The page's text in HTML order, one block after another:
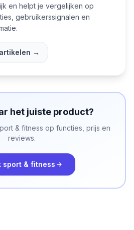
en helpt je vergelijken op
gebruikerssignalen en
→
het juiste product?
& fitness op functies, prijs en
reviews.
sport & fitness